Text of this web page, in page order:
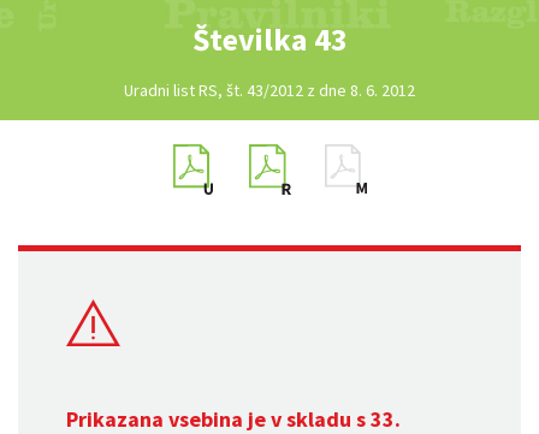
Številka 43
Uradni list RS, št. 43/2012 z dne 8. 6. 2012
Prikazana vsebina je v skladu s 33.